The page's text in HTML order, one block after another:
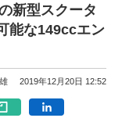
新型スクータ
能な149ccエン
2019年12月20日 12:52